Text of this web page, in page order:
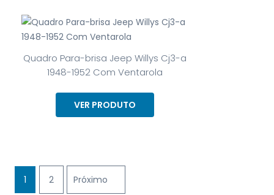
Quadro Para-brisa Jeep Willys Cj3-a
1948-1952 Com Ventarola
VER PRODUTO
1 2 Próximo